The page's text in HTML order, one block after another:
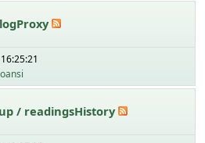
/ readingsHistory